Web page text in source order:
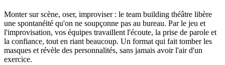
Monter sur scène, oser, improviser : le team building théâtre libère
une spontanéité qu'on ne soupçonne pas au bureau. Par le jeu et
l'improvisation, vos équipes travaillent l'écoute, la prise de parole et
la confiance, tout en riant beaucoup. Un format qui fait tomber les
masques et révèle des personnalités, sans jamais avoir l'air d'un
exercice.